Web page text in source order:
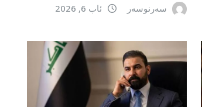
سەرنوسەر ئاب 6, 2026